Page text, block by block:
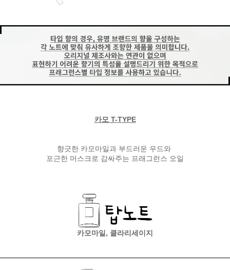
카모 T-TYPE
향긋한 카모마일과 부드러운 우드와
포근한 머스크로 감싸주는 프래그런스 오일
카모마일, 클라리세이지